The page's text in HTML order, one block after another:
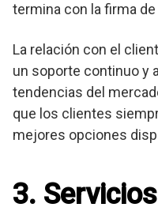
termina con la firma
La relación con el
un soporte continuo y
tendencias del
que los clientes
mejores opciones
3.